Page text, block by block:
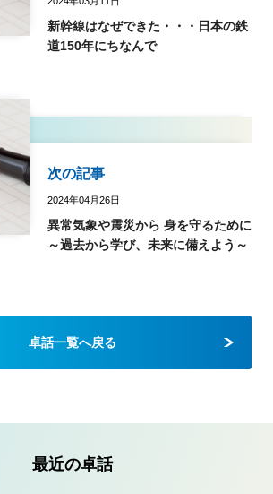
新幹線はなぜできた・・・日本の鉄
道150年にちなんで
次の記事
2024年04月26日
異常気象や震災から 身を守るために
～過去から学び、未来に備えよう～
卓話一覧へ戻る
最近の卓話